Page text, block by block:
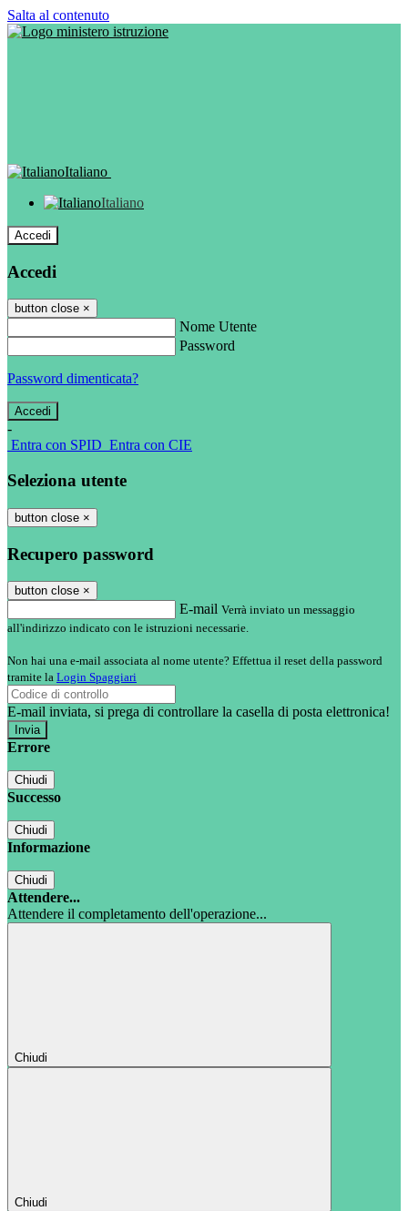
Salta al contenuto
Italiano
Italiano
Accedi
Accedi
button close ×
Nome Utente
Password
Password dimenticata?
-
Entra con SPID Entra con CIE
Seleziona utente
button close ×
Recupero password
button close ×
E-mail Verrà inviato un messaggio
all'indirizzo indicato con le istruzioni necessarie.
Non hai una e-mail associata al nome utente? Effettua il reset della password
tramite la Login Spaggiari
E-mail inviata, si prega di controllare la casella di posta elettronica!
Errore
Chiudi
Successo
Chiudi
Informazione
Chiudi
Attendere...
Attendere il completamento dell'operazione...
Chiudi
Chiudi